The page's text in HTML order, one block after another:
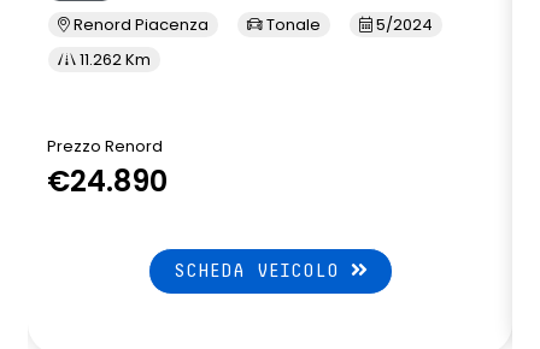
Renord Piacenza Tonale
5/2024
11.262 Km
Prezzo Renord
€24.890
SCHEDA VEICOLO